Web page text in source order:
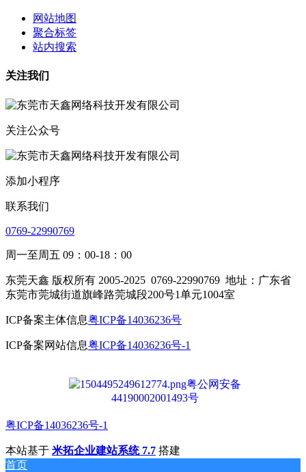
网站地图
聚合标签
站内搜索
关注我们
关注公众号
添加小程序
联系我们
0769-22990769
周一至周五 09：00-18：00
东莞天鑫 版权所有 2005-2025 0769-22990769 地址：广东省
东莞市莞城街道旗峰路莞城段200号1单元1004室
ICP备案主体信息粤ICP备14036236号
ICP备案网站信息粤ICP备14036236号-1
粤公网安备
44190002001493号
粤ICP备14036236号-1
本站基于 米拓企业建站系统 7.7 搭建
首页